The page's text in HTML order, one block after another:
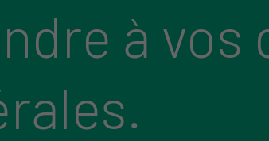
à vos